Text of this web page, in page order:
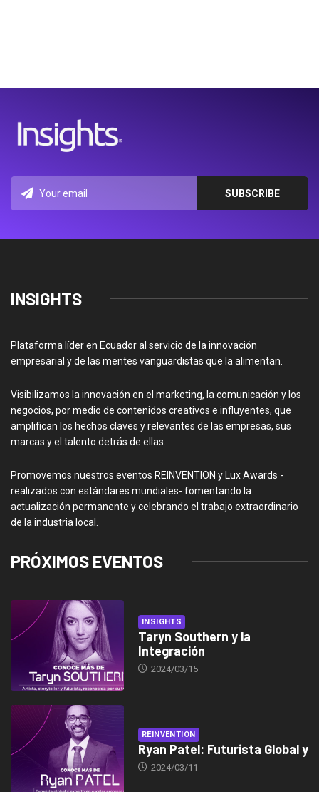
INSIGHTS
Plataforma líder en Ecuador al servicio de la innovación
empresarial y de las mentes vanguardistas que la alimentan.
Visibilizamos la innovación en el marketing, la comunicación y los
negocios, por medio de contenidos creativos e influyentes, que
amplifican los hechos claves y relevantes de las empresas, sus
marcas y el talento detrás de ellas.
Promovemos nuestros eventos REINVENTION y Lux Awards -
realizados con estándares mundiales- fomentando la
actualización permanente y celebrando el trabajo extraordinario
de la industria local.
PRÓXIMOS EVENTOS
INSIGHTS
Taryn Southern y la
Integración
2024/03/15
REINVENTION
Ryan Patel: Futurista Global y
2024/03/11